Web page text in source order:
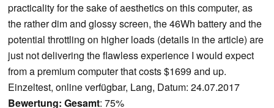
practicality for the sake of aesthetics on this computer, as
the rather dim and glossy screen, the 46Wh battery and the
potential throttling on higher loads (details in the article) are
just not delivering the flawless experience I would expect
from a premium computer that costs $1699 and up.
Einzeltest, online verfügbar, Lang, Datum: 24.07.2017
Bewertung: Gesamt: 75%